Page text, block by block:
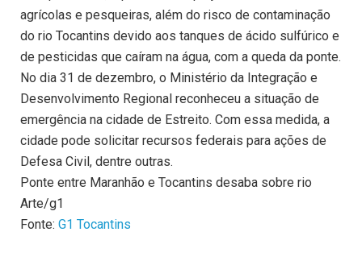
agrícolas e pesqueiras, além do risco de contaminação
do rio Tocantins devido aos tanques de ácido sulfúrico e
de pesticidas que caíram na água, com a queda da ponte.
No dia 31 de dezembro, o Ministério da Integração e
Desenvolvimento Regional reconheceu a situação de
emergência na cidade de Estreito. Com essa medida, a
cidade pode solicitar recursos federais para ações de
Defesa Civil, dentre outras.
Ponte entre Maranhão e Tocantins desaba sobre rio
Arte/g1
Fonte: G1 Tocantins